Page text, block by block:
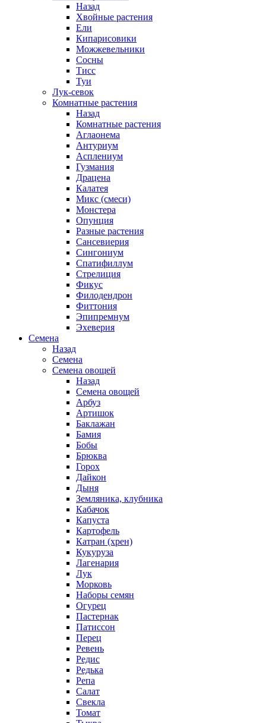
Назад
Хвойные растения
Ели
Кипарисовики
Можжевельники
Сосны
Тисс
Туи
Лук-севок
Комнатные растения
Назад
Комнатные растения
Аглаонема
Антуриум
Асплениум
Гузмания
Драцена
Калатея
Микс (смеси)
Монстера
Опунция
Разные растения
Сансевиерия
Сингониум
Спатифиллум
Стрелиция
Фикус
Филодендрон
Фиттония
Эпипремнум
Эхеверия
Семена
Назад
Семена
Семена овощей
Назад
Семена овощей
Арбуз
Артишок
Баклажан
Бамия
Бобы
Брюква
Горох
Дайкон
Дыня
Земляника, клубника
Кабачок
Капуста
Картофель
Катран (хрен)
Кукуруза
Лагенария
Лук
Морковь
Наборы семян
Огурец
Пастернак
Патиссон
Перец
Ревень
Редис
Редька
Репа
Салат
Свекла
Томат